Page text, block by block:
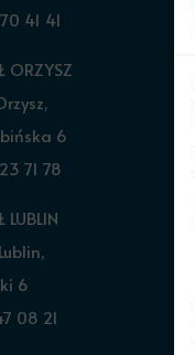
41 41
ORZYSZ
6
71 78
LUBLIN
6
08 21